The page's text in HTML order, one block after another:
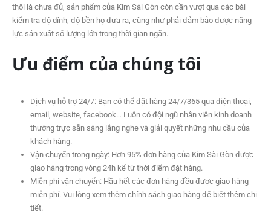
thôi là chưa đủ, sản phẩm của Kim Sài Gòn còn cần vượt qua các bài
kiểm tra độ dính, độ bền họ đưa ra, cũng như phải đảm bảo được năng
lực sản xuất số lượng lớn trong thời gian ngắn.
Ưu điểm của chúng tôi
Dịch vụ hỗ trợ 24/7: Bạn có thể đặt hàng 24/7/365 qua điện thoại,
email, website, facebook… Luôn có đội ngũ nhân viên kinh doanh
thường trực sẵn sàng lắng nghe và giải quyết những nhu cầu của
khách hàng.
Vận chuyển trong ngày: Hơn 95% đơn hàng của Kim Sài Gòn được
giao hàng trong vòng 24h kể từ thời điểm đặt hàng.
Miễn phí vận chuyển: Hầu hết các đơn hàng đều được giao hàng
miễn phí. Vui lòng xem thêm chính sách giao hàng để biết thêm chi
tiết.